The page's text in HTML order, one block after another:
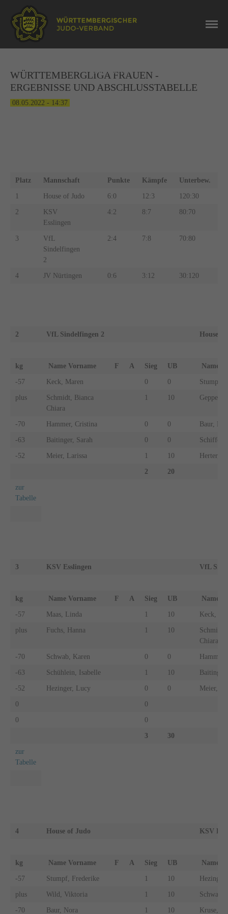
ERGEBNISSE
WÜRTTEMBERGLIGA FRAUEN -
ERGEBNISSE UND ABSCHLUSSTABELLE
08.05.2022 - 14:37
Platz Mannschaft Punkte Kämpfe Unterbew.
1 House of Judo 6:0 12:3 120:30
2
KSV
Esslingen
4:2 8:7 80:70
3
VfL
Sindelfingen
2
2:4 7:8 70:80
4 JV Nürtingen 0:6 3:12 30:120
2 VfL Sindelfingen 2 House
kg Name Vorname F A Sieg UB Name
-57 Keck, Maren 0 0 Stumpf,
plus
Schmidt, Bianca
Chiara
10
-70 Hammer, Cristina 0 0 Baur,
-63 Baitinger, Sarah 0 0 Schiffer,
-52 Meier, Larissa 1 10 Herter,
2 20
zur
Tabelle
3 KSV Esslingen VfL
kg Name Vorname F A Sieg UB Name
-57 Maas, Linda 1 10 Keck,
plus Fuchs, Hanna 10
Schmidt,
Chiara
-70 Schwab, Karen 0 0
-63 Schühlein, Isabelle 10
-52 Hezinger, Lucy 0 0 Meier,
0 0
0 0
3 30
zur
Tabelle
4 House of Judo KSV
kg Name Vorname F A Sieg UB Name
-57 Stumpf, Frederike 1 10
plus Wild, Viktoria 10 Schwab,
-70 Baur, Nora 1 10 Kruse,